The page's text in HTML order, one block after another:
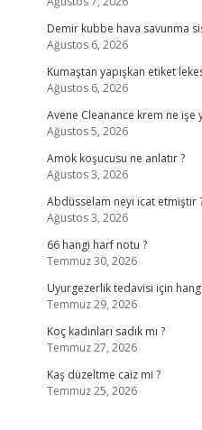
Demir kubbe hava savunma
Ağustos 6, 2026
Kumaştan yapışkan etiket
Ağustos 6, 2026
Avene Cleanance krem ne işe
Ağustos 5, 2026
Amok koşucusu ne anlatır ?
Ağustos 3, 2026
Abdüsselam neyi icat etmiştir
Ağustos 3, 2026
66 hangi harf notu ?
Temmuz 30, 2026
Uyurgezerlik tedavisi için
Temmuz 29, 2026
Koç kadınları sadık mı ?
Temmuz 27, 2026
Kaş düzeltme caiz mi ?
Temmuz 25, 2026